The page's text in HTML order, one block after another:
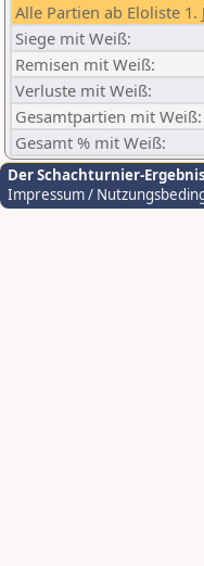
Alle Partien ab Eloliste 1.
Siege mit Weiß:
Remisen mit Weiß:
Verluste mit Weiß:
Gesamtpartien mit Weiß:
Gesamt % mit Weiß:
Der Schachturnier-
Impressum /